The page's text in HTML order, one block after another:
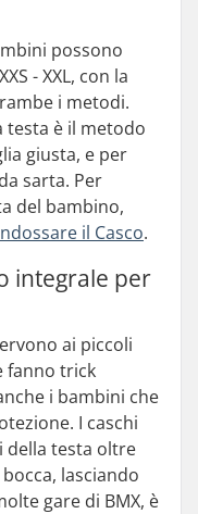
possono
- XXL, con la
i metodi.
testa è il metodo
giusta, e per
sarta. Per
del bambino,
il Casco.
integrale per
ai piccoli
fanno trick
i bambini che
I caschi
della testa oltre
lasciando
gare di BMX, è